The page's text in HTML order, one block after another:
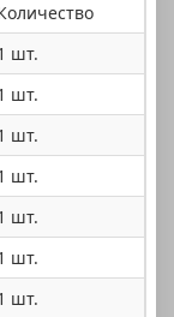
шт.
шт.
шт.
шт.
шт.
шт.
шт.